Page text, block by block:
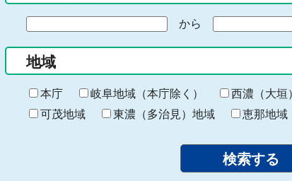
の
始
ま
り
から
終
わ
り
地域
本庁 岐阜地域（本庁除く） 西濃（大垣
可茂地域
東濃（多治見）地域 恵那地域